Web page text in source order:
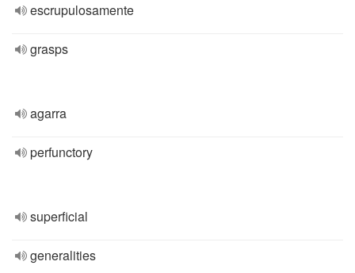
escrupulosamente
grasps
agarra
perfunctory
superficial
generalities